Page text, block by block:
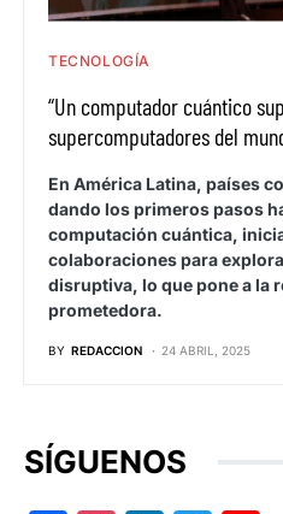
TECNOLOGÍA
“Un computador cuántico
supercomputadores del
En América Latina, países
dando los primeros pasos
computación cuántica,
colaboraciones para
disruptiva, lo que pone a la
prometedora.
BY REDACCION 24 ABRIL, 2025
SÍGUENOS